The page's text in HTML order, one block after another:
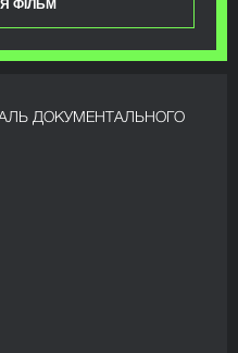
ДОКУМЕНТАЛЬНОГО